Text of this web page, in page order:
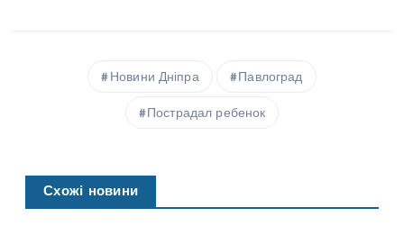
Новини Дніпра Павлоград
Пострадал ребенок
Схожі новини